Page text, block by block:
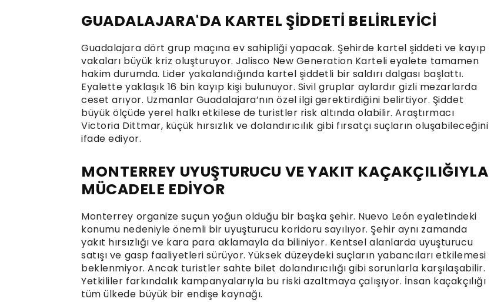
GUADALAJARA'DA KARTEL ŞİDDETİ BELİRLEYİCİ
Guadalajara dört grup maçına ev sahipliği yapacak. Şehirde kartel şiddeti ve kayıp
vakaları büyük kriz oluşturuyor. Jalisco New Generation Karteli eyalete tamamen
hakim durumda. Lider yakalandığında kartel şiddetli bir saldırı dalgası başlattı.
Eyalette yaklaşık 16 bin kayıp kişi bulunuyor. Sivil gruplar aylardır gizli mezarlarda
ceset arıyor. Uzmanlar Guadalajara’nın özel ilgi gerektirdiğini belirtiyor. Şiddet
büyük ölçüde yerel halkı etkilese de turistler risk altında olabilir. Araştırmacı
Victoria Dittmar, küçük hırsızlık ve dolandırıcılık gibi fırsatçı suçların oluşabileceğini
ifade ediyor.
MONTERREY UYUŞTURUCU VE YAKIT KAÇAKÇILIĞIYLA
MÜCADELE EDİYOR
Monterrey organize suçun yoğun olduğu bir başka şehir. Nuevo León eyaletindeki
konumu nedeniyle önemli bir uyuşturucu koridoru sayılıyor. Şehir aynı zamanda
yakıt hırsızlığı ve kara para aklamayla da biliniyor. Kentsel alanlarda uyuşturucu
satışı ve gasp faaliyetleri sürüyor. Yüksek düzeydeki suçların yabancıları etkilemesi
beklenmiyor. Ancak turistler sahte bilet dolandırıcılığı gibi sorunlarla karşılaşabilir.
Yetkililer farkındalık kampanyalarıyla bu riski azaltmaya çalışıyor. İnsan kaçakçılığı
tüm ülkede büyük bir endişe kaynağı.